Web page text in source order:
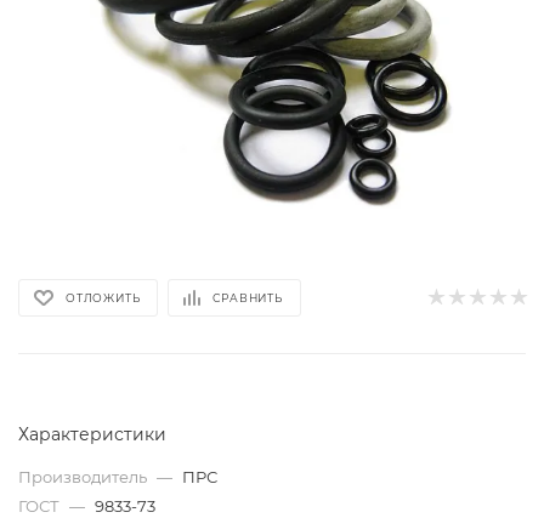
ОТЛОЖИТЬ СРАВНИТЬ
Характеристики
Производитель — ПРС
ГОСТ — 9833-73